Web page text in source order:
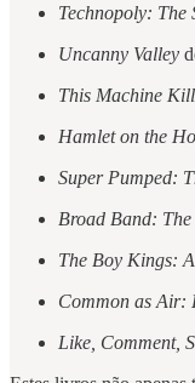
Technopoly: The
Uncanny Valley
This Machine
Hamlet on the
Super Pumped:
Broad Band:
The Boy Kings:
Common as Air:
Like, Comment,